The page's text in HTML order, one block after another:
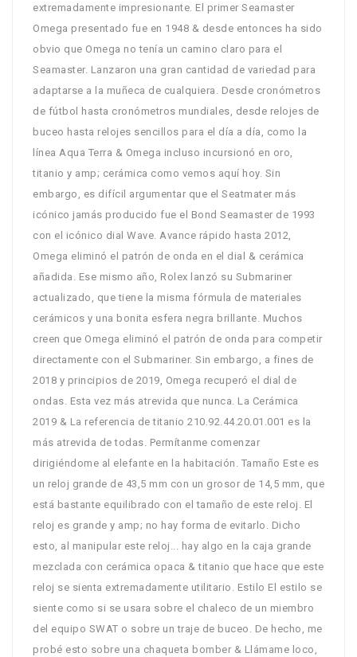
extremadamente impresionante. El primer Seamaster
Omega presentado fue en 1948 & desde entonces ha sido
obvio que Omega no tenía un camino claro para el
Seamaster. Lanzaron una gran cantidad de variedad para
adaptarse a la muñeca de cualquiera. Desde cronómetros
de fútbol hasta cronómetros mundiales, desde relojes de
buceo hasta relojes sencillos para el día a día, como la
línea Aqua Terra & Omega incluso incursionó en oro,
titanio y amp; cerámica como vemos aquí hoy. Sin
embargo, es difícil argumentar que el Seatmater más
icónico jamás producido fue el Bond Seamaster de 1993
con el icónico dial Wave. Avance rápido hasta 2012,
Omega eliminó el patrón de onda en el dial & cerámica
añadida. Ese mismo año, Rolex lanzó su Submariner
actualizado, que tiene la misma fórmula de materiales
cerámicos y una bonita esfera negra brillante. Muchos
creen que Omega eliminó el patrón de onda para competir
directamente con el Submariner. Sin embargo, a fines de
2018 y principios de 2019, Omega recuperó el dial de
ondas. Esta vez más atrevida que nunca. La Cerámica
2019 & La referencia de titanio 210.92.44.20.01.001 es la
más atrevida de todas. Permítanme comenzar
dirigiéndome al elefante en la habitación. Tamaño Este es
un reloj grande de 43,5 mm con un grosor de 14,5 mm, que
está bastante equilibrado con el tamaño de este reloj. El
reloj es grande y amp; no hay forma de evitarlo. Dicho
esto, al manipular este reloj... hay algo en la caja grande
mezclada con cerámica opaca & titanio que hace que este
reloj se sienta extremadamente utilitario. Estilo El estilo se
siente como si se usara sobre el chaleco de un miembro
del equipo SWAT o sobre un traje de buceo. De hecho, me
probé esto sobre una chaqueta bomber & Llámame loco,